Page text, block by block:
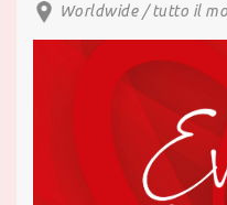
Worldwide / tutto il